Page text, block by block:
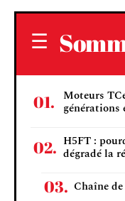
Moteurs
générations
H5FT :
dégradé la
Chaîne